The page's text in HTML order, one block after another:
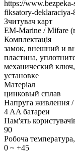
https://
fiksatory-
Зчитувач карт
EM-Marine / Mifare
Комплектація
замок, внешний и
пластина,
механический
установке
Матеріал
цинковый сплав
Напруга живлення
4 AA батареи
Пам'ять
90
Робоча
0 ~ +45